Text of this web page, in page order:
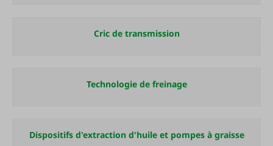
Cric de transmission
Technologie de freinage
Dispositifs d'extraction d'huile et pompes à graisse